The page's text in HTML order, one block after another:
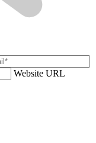
Website URL